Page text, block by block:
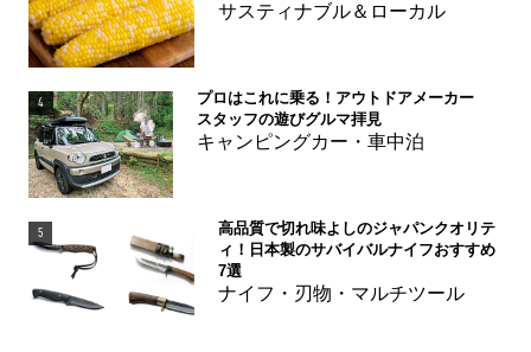
サスティナブル＆ローカル
4
プロはこれに乗る！アウトドアメーカー
スタッフの遊びグルマ拝見
キャンピングカー・車中泊
5
高品質で切れ味よしのジャパンクオリテ
ィ！日本製のサバイバルナイフおすすめ
7選
ナイフ・刃物・マルチツール